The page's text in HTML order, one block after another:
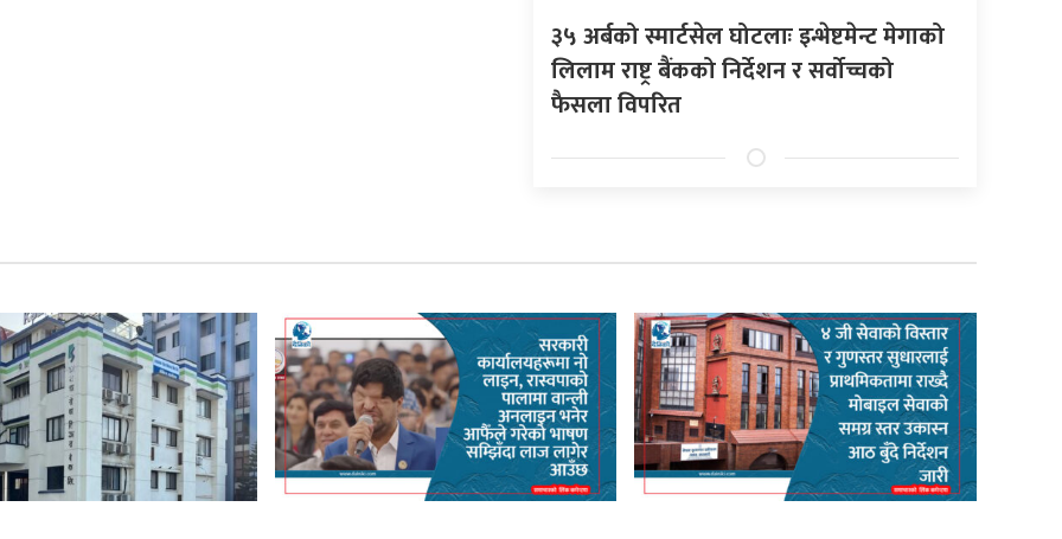
३५ अर्बको स्मार्टसेल घोटलाः इन्भेष्टमेन्ट मेगाको
लिलाम राष्ट्र बैंकको निर्देशन र सर्वोच्चको
फैसला विपरित